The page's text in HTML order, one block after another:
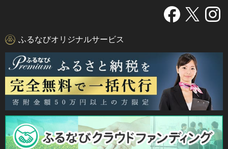
ふるなびオリジナルサービス